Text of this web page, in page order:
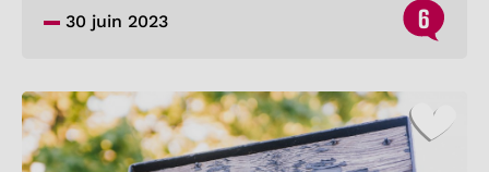
30 juin 2023 6